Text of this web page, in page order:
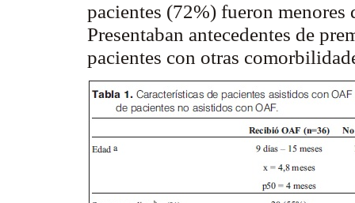
pacientes (72%) fueron menores
Presentaban antecedentes de
pacientes con otras